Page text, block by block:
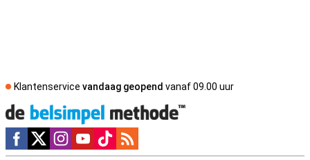
Klantenservice vandaag geopend vanaf 09.00 uur
Social media